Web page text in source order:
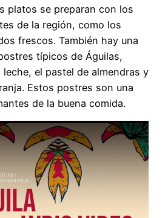
platos se preparan con los
de la región, como los
frescos. También hay una
típicos de Águilas,
el pastel de almendras y
Estos postres son una
de la buena comida.